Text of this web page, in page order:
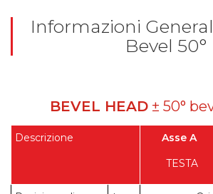
Informazioni
Bevel 50°
BEVEL HEAD ± 50°
Descrizione
Asse A
TESTA